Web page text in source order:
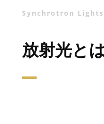
Synchrotron
放射光と